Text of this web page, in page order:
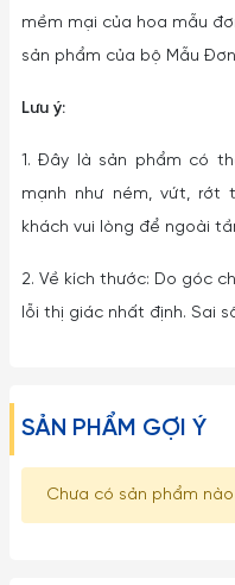
mềm mại của hoa mẫu
sản phẩm của bộ Mẫu
Lưu ý:
1. Đây là sản phẩm có
mạnh như ném, vứt, rớt
khách vui lòng để ngoài
2. Về kích thước: Do góc
lỗi thị giác nhất định. Sai
SẢN PHẨM GỢI Ý
Chưa có sản phẩm nào